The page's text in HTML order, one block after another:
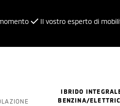
Il vostro esperto di
IBRIDO
BENZINA/